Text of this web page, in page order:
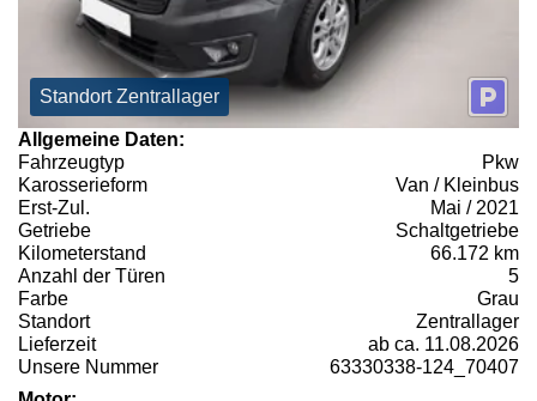
Standort Zentrallager
Allgemeine Daten:
Fahrzeugtyp
Pkw
Karosserieform
Van / Kleinbus
Erst-Zul.
Mai / 2021
Getriebe
Schaltgetriebe
Kilometerstand
66.172 km
Anzahl der Türen
5
Farbe
Grau
Standort
Zentrallager
Lieferzeit
ab ca. 11.08.2026
Unsere Nummer
63330338-124_70407